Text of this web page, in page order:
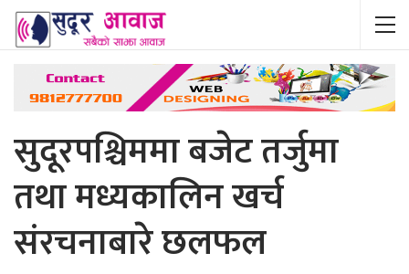
सुदूरपश्चिममा बजेट तर्जुमा
तथा मध्यकालिन खर्च
संरचनाबारे छलफल